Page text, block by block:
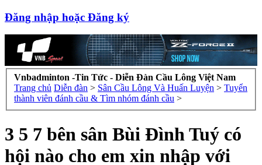
Đăng nhập hoặc Đăng ký
Vnbadminton -Tin Tức - Diễn Đàn Cầu Lông Việt Nam
Trang chủ Diễn đàn > Sân Cầu Lông Và Huấn Luyện > Tuyển
thành viên đánh cầu & Tìm nhóm đánh cầu >
3 5 7 bên sân Bùi Đình Tuý có
hội nào cho em xin nhập với